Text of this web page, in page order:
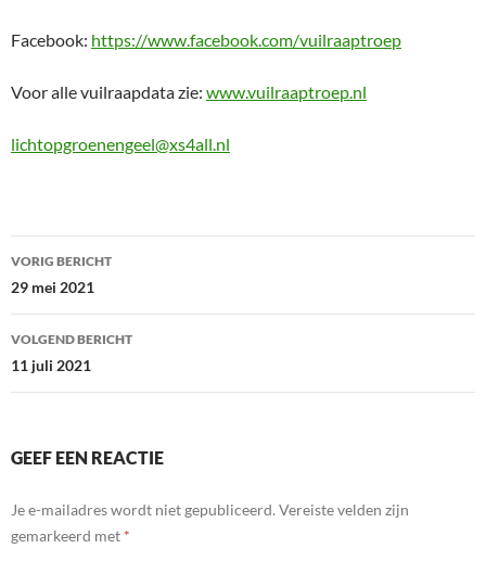
Facebook: https://www.facebook.com/vuilraaptroep
Voor alle vuilraapdata zie: www.vuilraaptroep.nl
lichtopgroenengeel@xs4all.nl
Bericht
navigatie
VORIG BERICHT
29 mei 2021
VOLGEND BERICHT
11 juli 2021
GEEF EEN REACTIE
Je e-mailadres wordt niet gepubliceerd. Vereiste velden zijn
gemarkeerd met *